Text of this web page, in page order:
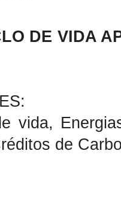
DE VIDA
vida,
de